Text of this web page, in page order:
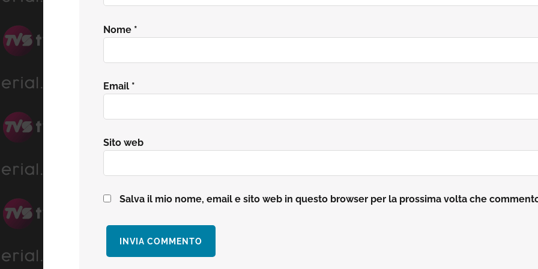
Nome *
Email *
Sito web
Salva il mio nome, email e sito web in questo browser per la prossima volta che